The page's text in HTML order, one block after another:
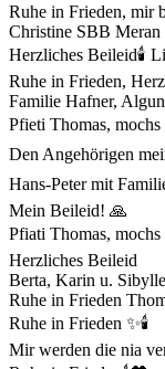
Ruhe in Frieden, mir
Christine SBB Meran
Herzliches Beileid🕯
Ruhe in Frieden,
Familie Hafner,
Pfieti Thomas, mochs
Den Angehörigen
Hans-Peter mit
Mein Beileid! 🙏
Pfiati Thomas,
Herzliches Beileid
Berta, Karin u.
Ruhe in Frieden
Ruhe in Frieden ✨🕯️
Mir werden die nia